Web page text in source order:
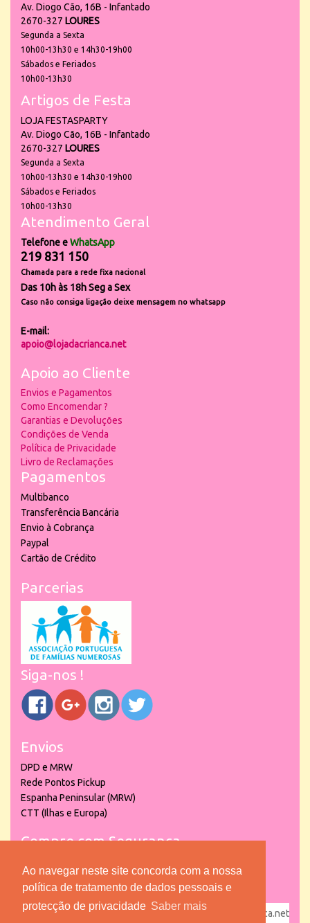
Ao navegar neste site concorda com a nossa
política de tratamento de dados pessoais e
protecção de privacidade Saber mais
Av. Diogo Cão, 16B - Infantado
2670-327 LOURES
Segunda a Sexta
10h00-13h30 e 14h30-19h00
Sábados e Feriados
10h00-13h30
Artigos de Festa
LOJA FESTASPARTY
Av. Diogo Cão, 16B - Infantado
2670-327 LOURES
Segunda a Sexta
10h00-13h30 e 14h30-19h00
Sábados e Feriados
10h00-13h30
Atendimento Geral
Telefone eWhatsApp
219 831 150
Chamada para a rede fixa nacional
Das 10h às 18h Seg a Sex
Caso não consiga ligação deixe mensagem no whatsapp
E-mail:
apoio@lojadacrianca.net
Apoio ao Cliente
Envios e Pagamentos
Como Encomendar ?
Garantias e Devoluções
Condições de Venda
Política de Privacidade
Livro de Reclamações
Pagamentos
Multibanco
Transferência Bancária
Envio à Cobrança
Paypal
Cartão de Crédito
Parcerias
Siga-nos !
Envios
DPD e MRW
Rede Pontos Pickup
Espanha Peninsular (MRW)
CTT (Ilhas e Europa)
Compre com Segurança
powered by puber!a | © 2026 Copyright www.lojadacrianca.net